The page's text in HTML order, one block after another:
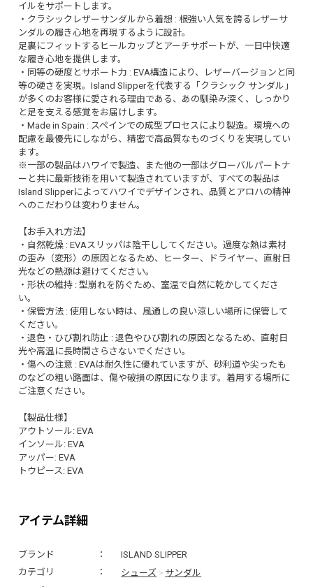
アイテム詳細
ブランド
ISLAND SLIPPER
カテゴリ
シューズ > サンダル
イルをサポートします。
・クラシックレザーサンダルから着想 : 根強い人気を誇るレザーサ
ンダルの履き心地を再現するように設計。
足裏にフィットするヒールカップとアーチサポートが、一日中快適
な履き心地を提供します。
・同等の硬度とサポート力 : EVA構造により、レザーバージョンと同
等の硬さを実現。Island Slipperを代表する「クラシック サンダル」
が多くのお客様に愛される理由である、あの馴染み深く、しっかり
と足を支える感覚をお届けします。
・Made in Spain : スペインでの成型プロセスにより製造。環境への
配慮を最優先にしながら、精密で高品質なものづくりを実現してい
ます。
※一部の製品はハワイで製造、また他の一部はグローバルパートナ
ーと共に最新技術を用いて製造されていますが、すべての製品は
Island Slipperによってハワイでデザインされ、品質とアロハの精神
へのこだわりは変わりません。
【お手入れ方法】
・自然乾燥 : EVAスリッパは陰干ししてください。過度な熱は素材
の歪み（変形）の原因となるため、ヒーター、ドライヤー、直射日
光などの熱源は避けてください。
・形状の維持 : 型崩れを防ぐため、室温で自然に乾かしてくださ
い。
・保管方法 : 使用しない時は、風通しの良い涼しい場所に保管して
ください。
・退色・ひび割れ防止 : 退色やひび割れの原因となるため、直射日
光や高温に長時間さらさないでください。
・傷への注意 : EVAは耐久性に優れていますが、砂利道や尖ったも
のなどの粗い路面は、傷や破損の原因になります。着用する場所に
ご注意ください。
【製品仕様】
アウトソール: EVA
インソール: EVA
アッパー: EVA
トウピース: EVA